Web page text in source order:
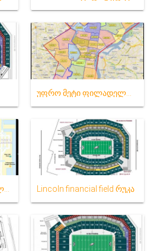
უფრო მეტი ფილადელფია ფართი რუკა
Lincoln financial field რუკა